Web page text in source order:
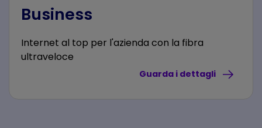
Business
Internet al top per l'azienda con la fibra
ultraveloce
Guarda i dettagli